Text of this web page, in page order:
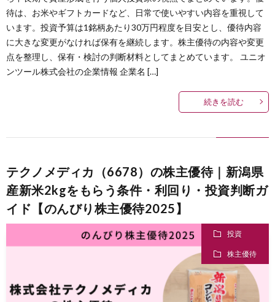
待は、お米やギフトカードなど、日常で使いやすい内容を重視して
います。投資予算は1銘柄あたり30万円程度を目安とし、優待内容
に大きな変更がなければ保有を継続します。株主優待の内容や変更
点を整理し、保有・検討の判断材料としてまとめています。 ユニオ
ンツール株式会社の企業情報 企業名 […]
続きを読む
テクノメディカ（6678）の株主優待｜新潟県
産新米2kgをもらう条件・利回り・投資判断ガ
イド【のんびり株主優待2025】
投資
株主優待